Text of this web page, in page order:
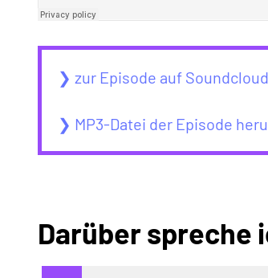
❯ zur Episode auf Soundcloud
❯ MP3-Datei der Episode
Darüber spreche